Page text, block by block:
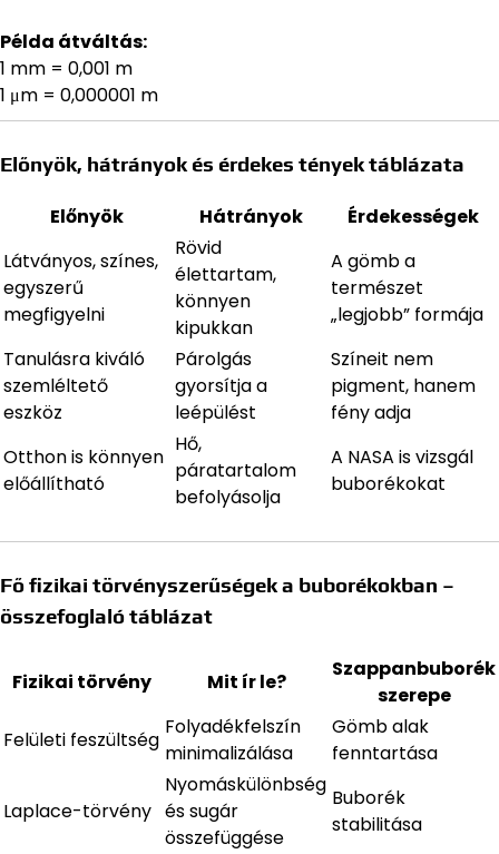
Példa átváltás:
1 mm = 0,001 m
1 μm = 0,000001 m
Előnyök, hátrányok és érdekes tények táblázata
Előnyök Hátrányok
Érdekességek
Látványos, színes,
egyszerű
megfigyelni
Rövid
élettartam,
könnyen
kipukkan
A gömb a
természet
„legjobb” formája
Tanulásra kiváló
szemléltető
eszköz
Párolgás
gyorsítja a
leépülést
Színeit nem
pigment, hanem
fény adja
Otthon is könnyen
előállítható
Hő,
páratartalom
befolyásolja
A NASA is vizsgál
buborékokat
Fő fizikai törvényszerűségek a buborékokban –
összefoglaló táblázat
Fizikai törvény Mit ír le?
Szappanbuborék
szerepe
Felületi feszültség
Folyadékfelszín
minimalizálása
Gömb alak
fenntartása
Laplace-törvény
Nyomáskülönbség
és sugár
összefüggése
Buborék
stabilitása